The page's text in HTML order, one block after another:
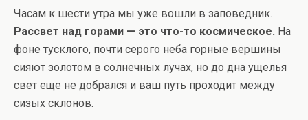
Часам к шести утра мы уже вошли в заповедник.
Рассвет над горами — это что-то космическое. На
фоне тусклого, почти серого неба горные вершины
сияют золотом в солнечных лучах, но до дна ущелья
свет еще не добрался и ваш путь проходит между
сизых склонов.